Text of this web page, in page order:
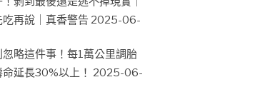
再說｜真香警告 2025-06-
略這件事！每1萬公里調胎
延長30%以上！ 2025-06-